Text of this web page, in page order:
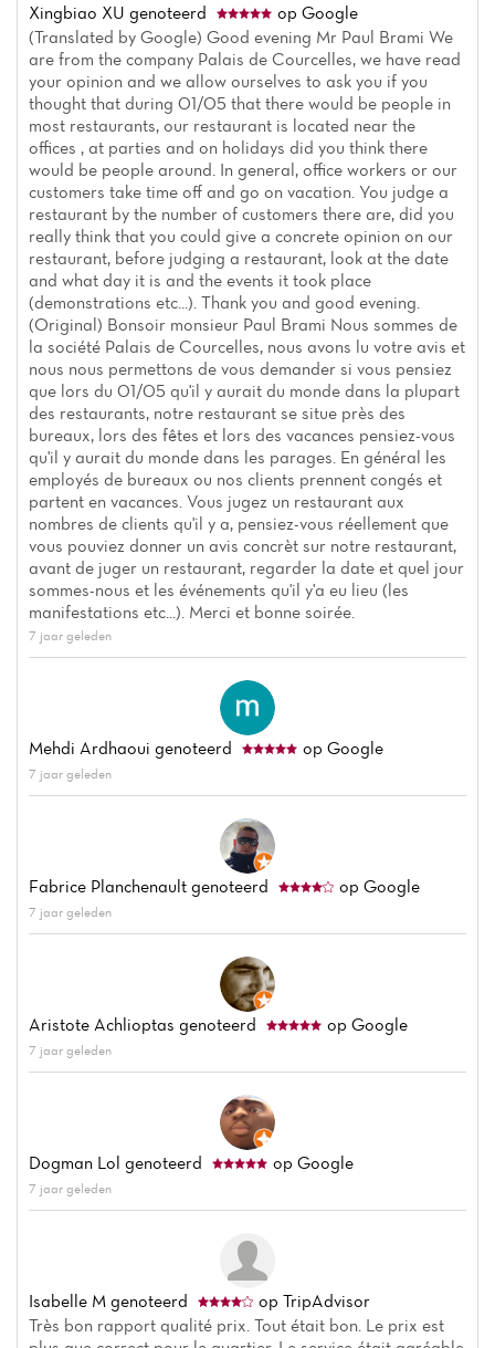
Xingbiao XU genoteerd
op Google
(Translated by Google) Good evening Mr Paul Brami We
are from the company Palais de Courcelles, we have read
your opinion and we allow ourselves to ask you if you
thought that during 01/05 that there would be people in
most restaurants, our restaurant is located near the
offices , at parties and on holidays did you think there
would be people around. In general, office workers or our
customers take time off and go on vacation. You judge a
restaurant by the number of customers there are, did you
really think that you could give a concrete opinion on our
restaurant, before judging a restaurant, look at the date
and what day it is and the events it took place
(demonstrations etc...). Thank you and good evening.
(Original) Bonsoir monsieur Paul Brami Nous sommes de
la société Palais de Courcelles, nous avons lu votre avis et
nous nous permettons de vous demander si vous pensiez
que lors du 01/05 qu'il y aurait du monde dans la plupart
des restaurants, notre restaurant se situe près des
bureaux, lors des fêtes et lors des vacances pensiez-vous
qu'il y aurait du monde dans les parages. En général les
employés de bureaux ou nos clients prennent congés et
partent en vacances. Vous jugez un restaurant aux
nombres de clients qu'il y a, pensiez-vous réellement que
vous pouviez donner un avis concrèt sur notre restaurant,
avant de juger un restaurant, regarder la date et quel jour
sommes-nous et les événements qu'il y'a eu lieu (les
manifestations etc...). Merci et bonne soirée.
7 jaar geleden
Mehdi Ardhaoui genoteerd op Google
7 jaar geleden
Fabrice Planchenault genoteerd op Google
7 jaar geleden
Aristote Achlioptas genoteerd op Google
7 jaar geleden
Dogman Lol genoteerd op Google
7 jaar geleden
Isabelle M genoteerd
op TripAdvisor
Très bon rapport qualité prix. Tout était bon. Le prix est
Home
Nieuws
Menu
Beoordelingen